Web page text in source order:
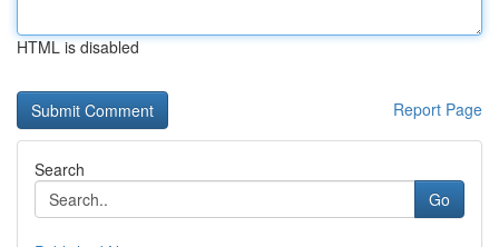
HTML is disabled
Report Page
Search
Go